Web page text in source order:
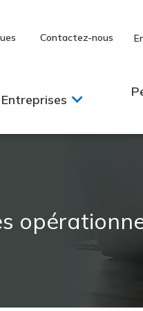
Contactez-nous
Entreprises